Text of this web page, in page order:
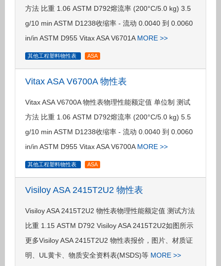
方法 比重 1.06 ASTM D792熔流率 (200°C/5.0 kg) 3.5
g/10 min ASTM D1238收缩率 - 流动 0.0040 到 0.0060
in/in ASTM D955 Vitax ASA V6701A MORE >>
其他工程塑料物性表 ASA
Vitax ASA V6700A 物性表
Vitax ASA V6700A 物性表物理性能额定值 单位制 测试
方法 比重 1.06 ASTM D792熔流率 (200°C/5.0 kg) 5.5
g/10 min ASTM D1238收缩率 - 流动 0.0040 到 0.0060
in/in ASTM D955 Vitax ASA V6700A MORE >>
其他工程塑料物性表 ASA
Visiloy ASA 2415T2U2 物性表
Visiloy ASA 2415T2U2 物性表物理性能额定值 测试方法
比重 1.15 ASTM D792 Visiloy ASA 2415T2U2如图所示
更多Visiloy ASA 2415T2U2 物性表报价，图片、材质证
明、UL黄卡、物质安全资料表(MSDS)等 MORE >>